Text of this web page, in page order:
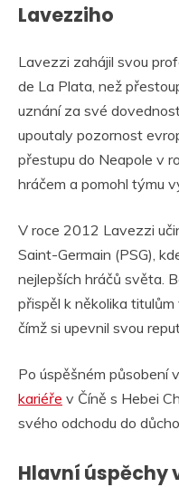
Lavezziho
Lavezzi zahájil svou
de La Plata, než
uznání za své
upoutaly pozornost
přestupu do Neapole v
hráčem a pomohl týmu
V roce 2012 Lavezzi
Saint-Germain (PSG),
nejlepších hráčů světa.
přispěl k několika titulům
čímž si upevnil svou
Po úspěšném působení
kariéře v Číně s Hebei
svého odchodu do
Hlavní úspěchy